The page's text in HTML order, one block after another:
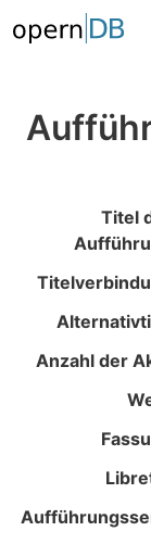
Titel
Anzahl der